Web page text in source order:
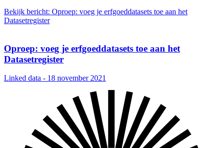
Bekijk bericht: Oproep: voeg je erfgoeddatasets toe aan het
Datasetregister
Oproep: voeg je erfgoeddatasets toe aan het
Datasetregister
Linked data - 18 november 2021